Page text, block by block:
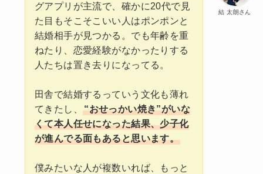
結 太朗さん
グアプリが主流で、確かに20代で見
た目もそこそこいい人はポンポンと
結婚相手が見つかる。でも年齢を重
ねたり、恋愛経験がなかったりする
人たちは置き去りになってる。
田舎で結婚するっていう文化も薄れ
てきたし、“おせっかい焼き”がいな
くて本人任せになった結果、少子化
が進んでる面もあると思います。
僕みたいな人が複数いれば、もっと